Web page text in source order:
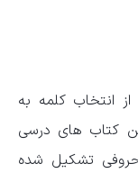
انتخاب کلمه به
کتاب های درسی
تشکیل شده